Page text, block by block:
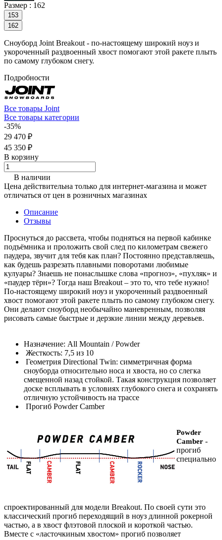
Размер : 162
153
162
Cноуборд Joint Breakout - по-настоящему широкий ноуз и
укороченный раздвоенный хвост помогают этой ракете плыть
по самому глубоком снегу.
Подробности
Все товары Joint
Все товары категории
-35%
29 470 ₽
45 350 ₽
В корзину
В наличии
Цена действительна только для интернет-магазина и может
отличаться от цен в розничных магазинах
Описание
Отзывы
Проснуться до рассвета, чтобы подняться на первой кабинке
подъёмника и проложить свой след по километрам свежего
паудера, звучит для тебя как план? Постоянно представляешь,
как будешь разрезать плавными поворотами любимые
кулуары? Знаешь не понаслышке слова «прогноз», «пухляк» и
«паудер тёрн»? Тогда наш Breakout – это то, что тебе нужно!
По-настоящему широкий ноуз и укороченный раздвоенный
хвост помогают этой ракете плыть по самому глубоком снегу.
Они делают сноуборд необычайно маневренным, позволяя
рисовать самые быстрые и дерзкие линии между деревьев.
Назначение: All Mountain / Powder
Жесткость: 7,5 из 10
Геометрия Directional Twin: симметричная форма
сноуборда относительно носа и хвоста, но со слегка
смещенной назад стойкой. Такая конструкция позволяет
доске всплывать в условиях глубокого снега и сохранять
отличную устойчивость на трассе
Прогиб Powder Camber
Powder
Camber -
прогиб
специально
спроектированный для модели Breakout. По своей сути это
классический прогиб переходящий в ноуз длинной рокерной
частью, а в хвост флэтовой плоской и короткой частью.
Вместе с «ласточкиным хвостом» прогиб позволяет